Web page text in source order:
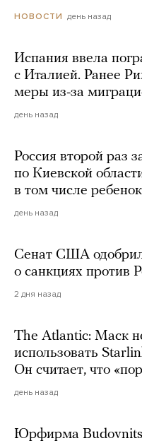
НОВОСТИ день назад
Испания ввела
с Италией. Ранее
меры из-за
день назад
Россия второй раз
по Киевской
в том числе ребенок
день назад
Сенат США
о санкциях против
2 дня назад
The Atlantic: Маск
использовать
Он считает, что
день назад
Юрфирма Budovnits